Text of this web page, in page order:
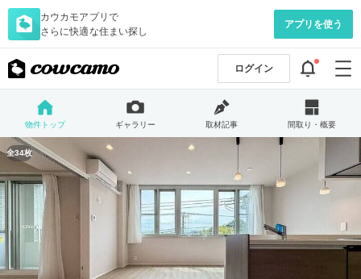
カウカモアプリで
さらに快適な住まい探し
アプリを使う
ログイン
物件トップ ギャラリー 取材記事 間取り・概要
全34枚